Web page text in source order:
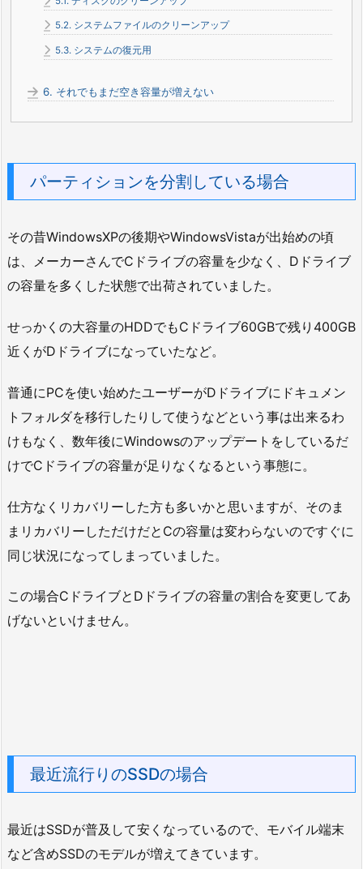
5.2. システムファイルのクリーンアップ
5.3. システムの復元用
6. それでもまだ空き容量が増えない
パーティションを分割している場合
その昔WindowsXPの後期やWindowsVistaが出始めの頃
は、メーカーさんでCドライブの容量を少なく、Dドライブ
の容量を多くした状態で出荷されていました。
せっかくの大容量のHDDでもCドライブ60GBで残り400GB
近くがDドライブになっていたなど。
普通にPCを使い始めたユーザーがDドライブにドキュメン
トフォルダを移行したりして使うなどという事は出来るわ
けもなく、数年後にWindowsのアップデートをしているだ
けでCドライブの容量が足りなくなるという事態に。
仕方なくリカバリーした方も多いかと思いますが、そのま
まリカバリーしただけだとCの容量は変わらないのですぐに
同じ状況になってしまっていました。
この場合CドライブとDドライブの容量の割合を変更してあ
げないといけません。
最近流行りのSSDの場合
最近はSSDが普及して安くなっているので、モバイル端末
など含めSSDのモデルが増えてきています。